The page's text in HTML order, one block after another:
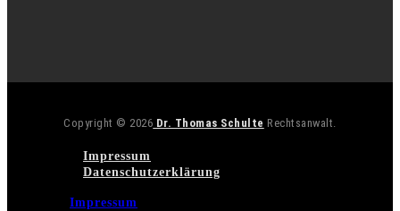
Copyright © 2026 Dr. Thomas Schulte Rechtsanwalt.
Impressum
Datenschutzerklärung
Impressum